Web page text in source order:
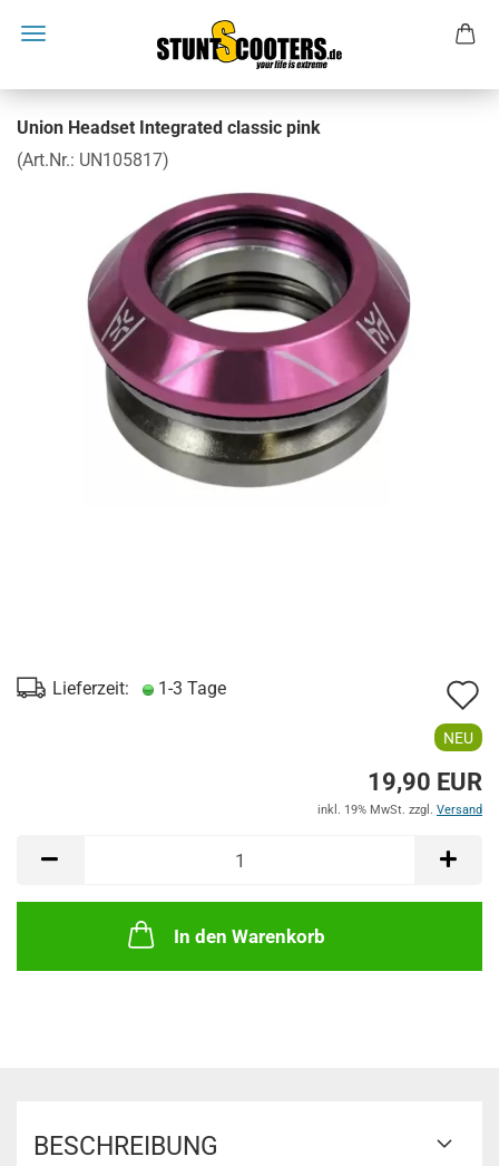
Union Headset Integrated classic pink
(Art.Nr.: UN105817)
Lieferzeit: 1-3 Tage
NEU
19,90 EUR
inkl. 19% MwSt. zzgl. Versand
In den Warenkorb
BESCHREIBUNG